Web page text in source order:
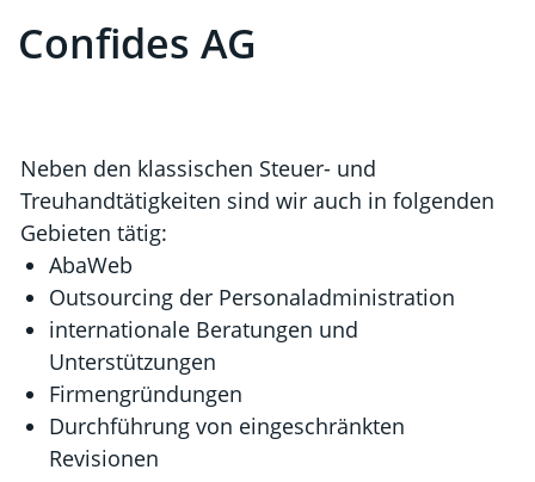
Confides AG
Neben den klassischen Steuer- und
Treuhandtätigkeiten sind wir auch in folgenden
Gebieten tätig:
AbaWeb
Outsourcing der Personaladministration
internationale Beratungen und
Unterstützungen
Firmengründungen
Durchführung von eingeschränkten
Revisionen